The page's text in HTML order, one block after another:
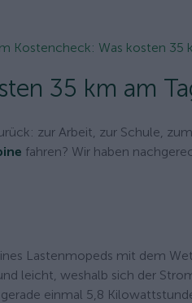
Kostencheck: Was kosten 35
35 km am
zur Arbeit, zur Schule,
fahren? Wir haben
Lastenmopeds mit dem
leicht, weshalb sich der
einmal 5,8